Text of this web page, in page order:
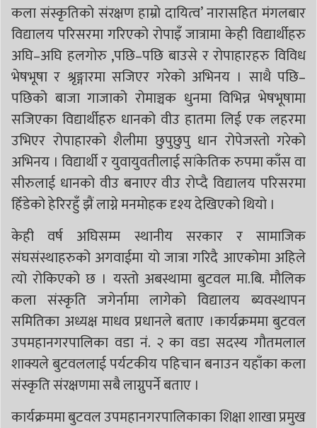
कला संस्कृतिको संरक्षण हाम्रो दायित्व’ नारासहित मंगलबार
विद्यालय परिसरमा गरिएको रोपाइँ जात्रामा केही विद्यार्थीहरु
अघि–अघि हलगोरु ,पछि–पछि बाउसे र रोपाहारहरु विविध
भेषभूषा र श्रृङ्गारमा सजिएर गरेको अभिनय । साथै पछि–
पछिको बाजा गाजाको रोमाञ्चक धुनमा विभिन्न भेषभूषामा
सजिएका विद्यार्थीहरु धानको वीउ हातमा लिई एक लहरमा
उभिएर रोपाहारको शैलीमा छुपुछुपु धान रोपेजस्तो गरेको
अभिनय । विद्यार्थी र युवायुवतीलाई सांकेतिक रुपमा काँस वा
सीरुलाई धानको वीउ बनाएर वीउ रोप्दै विद्यालय परिसरमा
हिँडेको हेरिरहुँ झैं लाग्ने मनमोहक दृश्य देखिएको थियो ।
केही वर्ष अघिसम्म स्थानीय सरकार र सामाजिक
संघसंस्थाहरुको अगवाईमा यो जात्रा गरिदै आएकोमा अहिले
त्यो रोकिएको छ । यस्तो अबस्थामा बुटवल मा.बि. मौलिक
कला संस्कृति जगेर्नामा लागेको विद्यालय ब्यवस्थापन
समितिका अध्यक्ष माधव प्रधानले बताए ।कार्यक्रममा बुटवल
उपमहानगरपालिका वडा नं. २ का वडा सदस्य गौतमलाल
शाक्यले बुटवललाई पर्यटकीय पहिचान बनाउन यहाँका कला
संस्कृति संरक्षणमा सबै लाग्नुपर्ने बताए ।
कार्यक्रममा बुटवल उपमहानगरपालिकाका शिक्षा शाखा प्रमुख